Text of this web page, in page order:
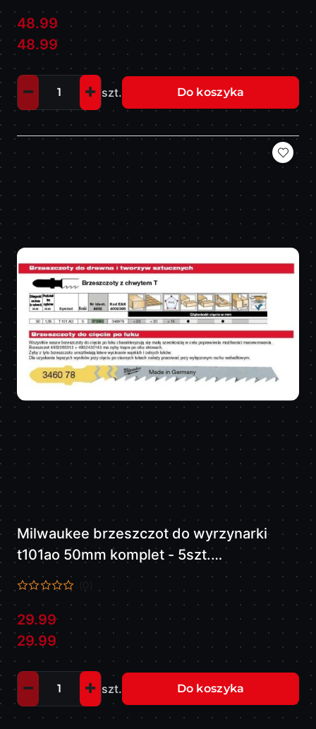
Cena:
48.99
Cena:
48.99
szt. Do koszyka
Milwaukee brzeszczot do wyrzynarki
t101ao 50mm komplet - 5szt.
Drewno/pcv, cięcie po łuku 4932373392
Cena:
29.99
Cena:
29.99
szt. Do koszyka